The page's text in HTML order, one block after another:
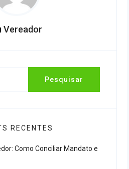
Vereador
RECENTES
Como Conciliar Mandato e